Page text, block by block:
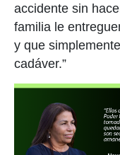
accidente sin
familia le
y que
cadáver.”